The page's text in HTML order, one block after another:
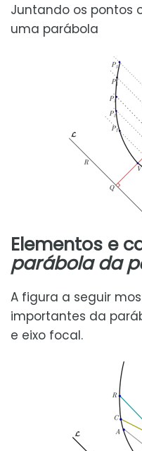
Juntando os pontos
uma parábola
Elementos e
parábola da
A figura a seguir
importantes da
e eixo focal.